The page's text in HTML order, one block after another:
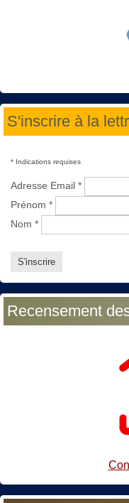
S'inscrire à la
* Indications requises
Adresse Email *
Prénom *
Nom *
Recensement